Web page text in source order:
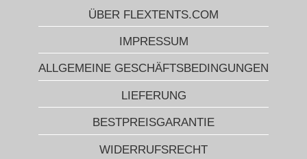
ÜBER FLEXTENTS.COM
IMPRESSUM
ALLGEMEINE GESCHÄFTSBEDINGUNGEN
LIEFERUNG
BESTPREISGARANTIE
WIDERRUFSRECHT